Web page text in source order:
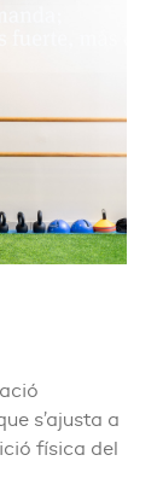
s’ajusta a
física del